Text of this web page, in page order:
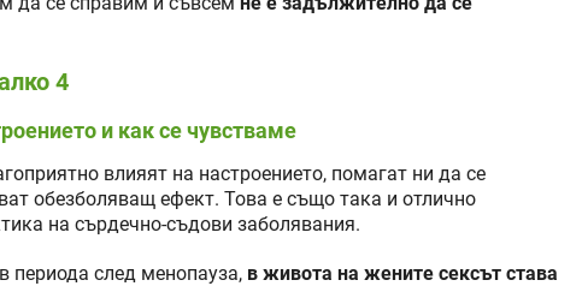
4
и как се чувстваме
влияят на настроението, помагат ни да се
обезболяващ ефект. Това е също така и отлично
на сърдечно-съдови заболявания.
периода след менопауза, в живота на жените сексът става